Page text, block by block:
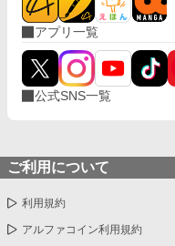
アプリ一覧
公式SNS一覧
ご利用について
利用規約
アルファコイン利用規約